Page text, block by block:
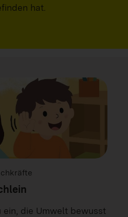
hat.
die Umwelt bewusst